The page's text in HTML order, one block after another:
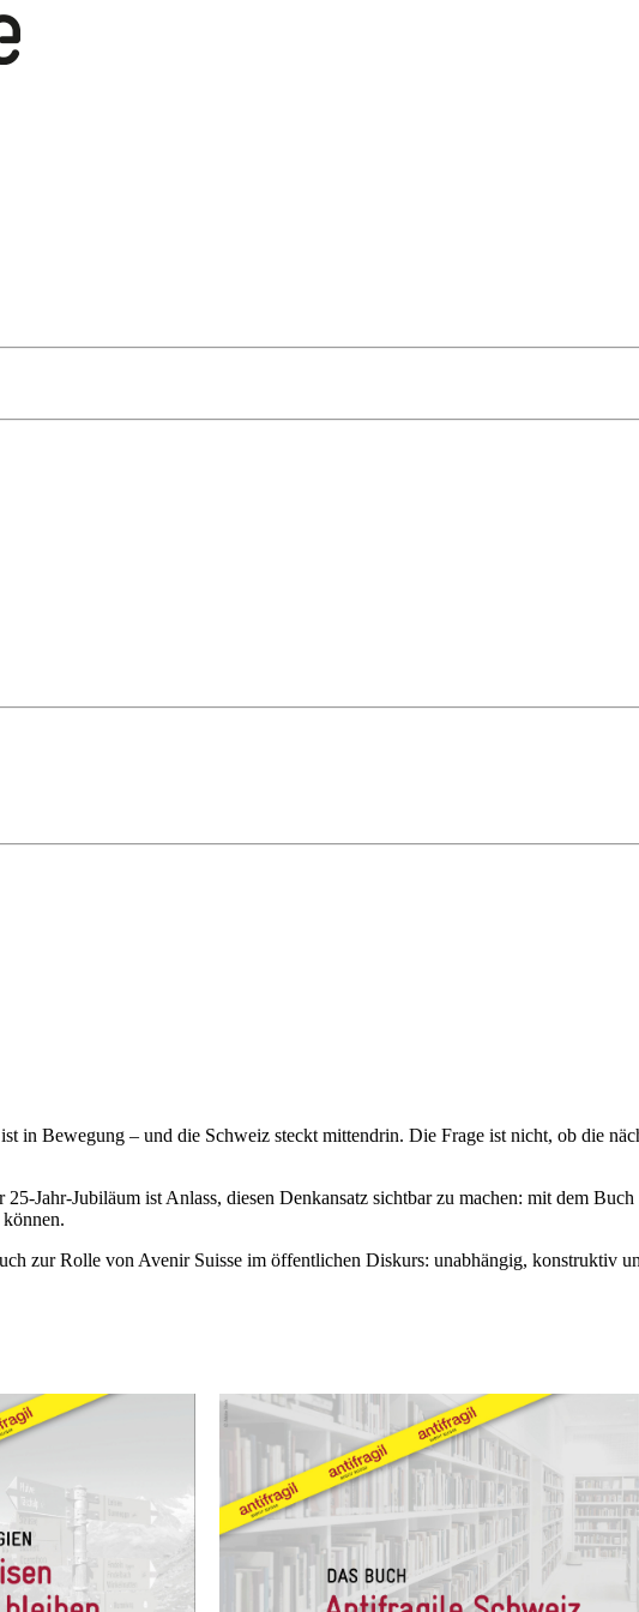
in Bewegung – und die Schweiz steckt mittendrin. Die Frage ist nicht, ob die
Jahr-Jubiläum ist Anlass, diesen Denkansatz sichtbar zu machen: mit dem
zur Rolle von Avenir Suisse im öffentlichen Diskurs: unabhängig, konstruktiv